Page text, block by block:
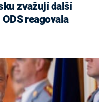
reagovala